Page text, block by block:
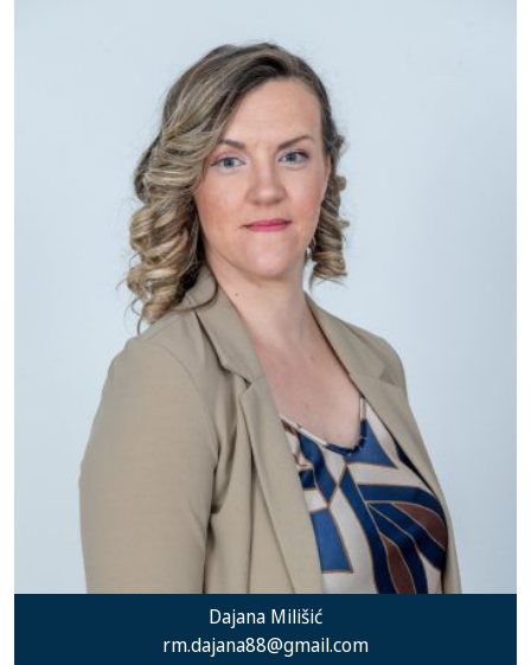
Dajana Milišić
rm.dajana88@gmail.com